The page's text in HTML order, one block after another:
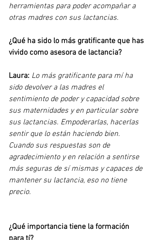
herramientas para poder acompañar a
otras madres con sus lactancias.
¿Qué ha sido lo más gratificante que has
vivido como asesora de lactancia?
Laura: Lo más gratificante para mí ha
sido devolver a las madres el
sentimiento de poder y capacidad sobre
sus maternidades y en particular sobre
sus lactancias. Empoderarlas, hacerlas
sentir que lo están haciendo bien.
Cuando sus respuestas son de
agradecimiento y en relación a sentirse
más seguras de sí mismas y capaces de
mantener su lactancia, eso no tiene
precio.
¿Qué importancia tiene la formación